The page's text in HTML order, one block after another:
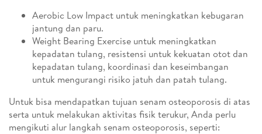
Aerobic Low Impact untuk meningkatkan kebugaran
jantung dan paru.
Weight Bearing Exercise untuk meningkatkan
kepadatan tulang, resistensi untuk kekuatan otot dan
kepadatan tulang, koordinasi dan keseimbangan
untuk mengurangi risiko jatuh dan patah tulang.
Untuk bisa mendapatkan tujuan senam osteoporosis di atas
serta untuk melakukan aktivitas fisik terukur, Anda perlu
mengikuti alur langkah senam osteoporosis, seperti: